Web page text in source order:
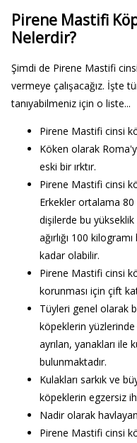
Pirene Mastifi
Nelerdir?
Şimdi de Pirene Mastifi
vermeye çalışacağız. İşte
tanıyabilmeniz için o liste...
Pirene Mastifi cinsi
Köken olarak
eski bir ırktır.
Pirene Mastifi cinsi
Erkekler ortalama
dişilerde bu
ağırlığı 100
kadar olabilir.
Pirene Mastifi cinsi
korunması için çift
Tüyleri genel olarak
köpeklerin yüzlerinde
ayrılan, yanakları ile
bulunmaktadır.
Kulakları sarkık ve
köpeklerin egzersiz
Nadir olarak
Pirene Mastifi cinsi